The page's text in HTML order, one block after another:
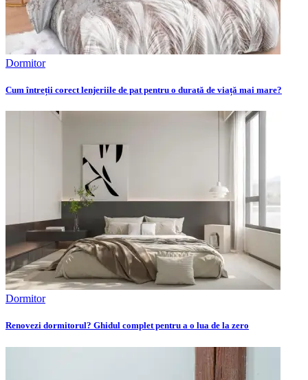
Dormitor
Cum întreții corect lenjeriile de pat pentru o durată de viață mai mare?
Dormitor
Renovezi dormitorul? Ghidul complet pentru a o lua de la zero